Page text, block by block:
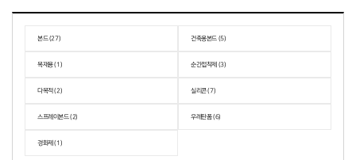
본드 (27) 건축용본드 (5)
목재용 (1) 순간접착제 (3)
다목적 (2) 실리콘 (7)
스프레이본드 (2) 우레탄폼 (6)
경화제 (1)